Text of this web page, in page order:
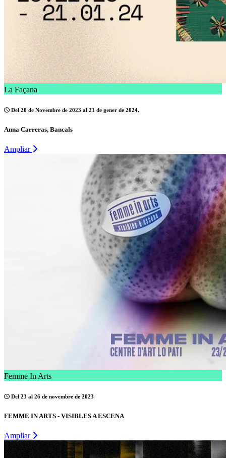
La Façana
Del 20 de Novembre de 2023 al 21 de gener de 2024.
Anna Carreras, Bancals
Ampliar
Femme In Arts
Del 23 al 26 de novembre de 2023
FEMME IN ARTS - VISIBLES A ESCENA
Ampliar